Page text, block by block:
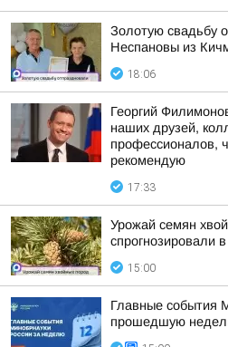
Золотую свадьбу
Неспановы из
18:06
Георгий
наших друзей,
профессионалов,
рекомендую
17:33
Урожай семян
спрогнозировали
15:00
Главные события
прошедшую